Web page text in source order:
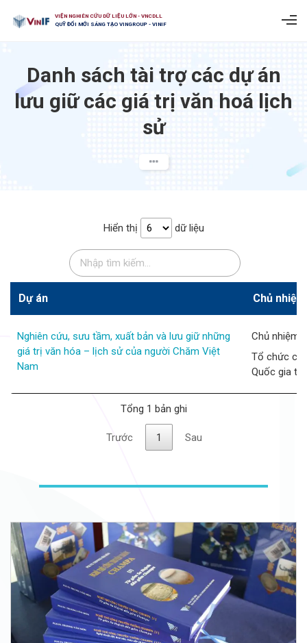
VIỆN NGHIÊN CỨU DỮ LIỆU LỚN - VNCDLL
QUỸ ĐỔI MỚI SÁNG TẠO VINGROUP - VINIF
Danh sách tài trợ các dự án
lưu giữ các giá trị văn hoá lịch
sử​
Hiển thị dữ liệu
Dự án Chủ
Nghiên cứu, sưu tầm, xuất bản và lưu giữ những
giá trị văn hóa – lịch sử của người Chăm Việt
Nam
Chủ nhiệm
Tổ chức
Quốc gia
Tổng 1 bản ghi
Trước 1 Sau